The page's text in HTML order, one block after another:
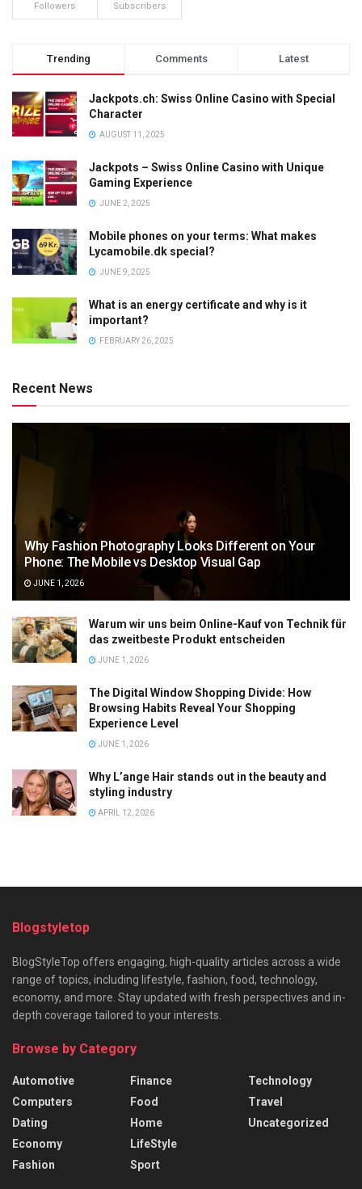
Followers Subscribers
Trending Comments Latest
Jackpots.ch: Swiss Online Casino with Special
Character
AUGUST 11, 2025
Jackpots – Swiss Online Casino with Unique
Gaming Experience
JUNE 2, 2025
Mobile phones on your terms: What makes
Lycamobile.dk special?
JUNE 9, 2025
What is an energy certificate and why is it
important?
FEBRUARY 26, 2025
Recent News
Why Fashion Photography Looks Different on Your
Phone: The Mobile vs Desktop Visual Gap
JUNE 1, 2026
Warum wir uns beim Online-Kauf von Technik für
das zweitbeste Produkt entscheiden
JUNE 1, 2026
The Digital Window Shopping Divide: How
Browsing Habits Reveal Your Shopping
Experience Level
JUNE 1, 2026
Why L’ange Hair stands out in the beauty and
styling industry
APRIL 12, 2026
Blogstyletop
BlogStyleTop offers engaging, high-quality articles across a wide
range of topics, including lifestyle, fashion, food, technology,
economy, and more. Stay updated with fresh perspectives and in-
depth coverage tailored to your interests.
Browse by Category
Automotive
Computers
Dating
Economy
Fashion
Finance
Food
Home
LifeStyle
Sport
Technology
Travel
Uncategorized